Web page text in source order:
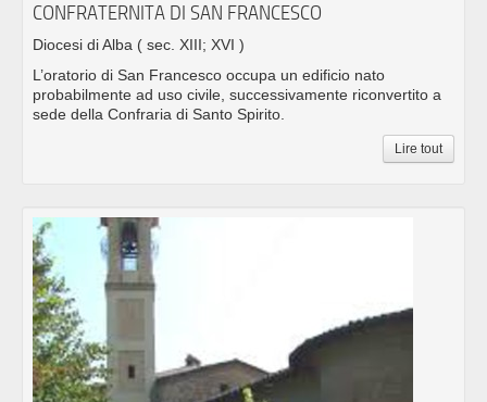
CONFRATERNITA DI SAN FRANCESCO
Diocesi di Alba ( sec. XIII; XVI )
L’oratorio di San Francesco occupa un edificio nato
probabilmente ad uso civile, successivamente riconvertito a
sede della Confraria di Santo Spirito.
Lire tout